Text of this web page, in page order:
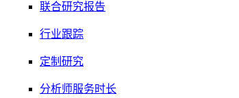
联合研究报告
行业跟踪
定制研究
分析师服务时长